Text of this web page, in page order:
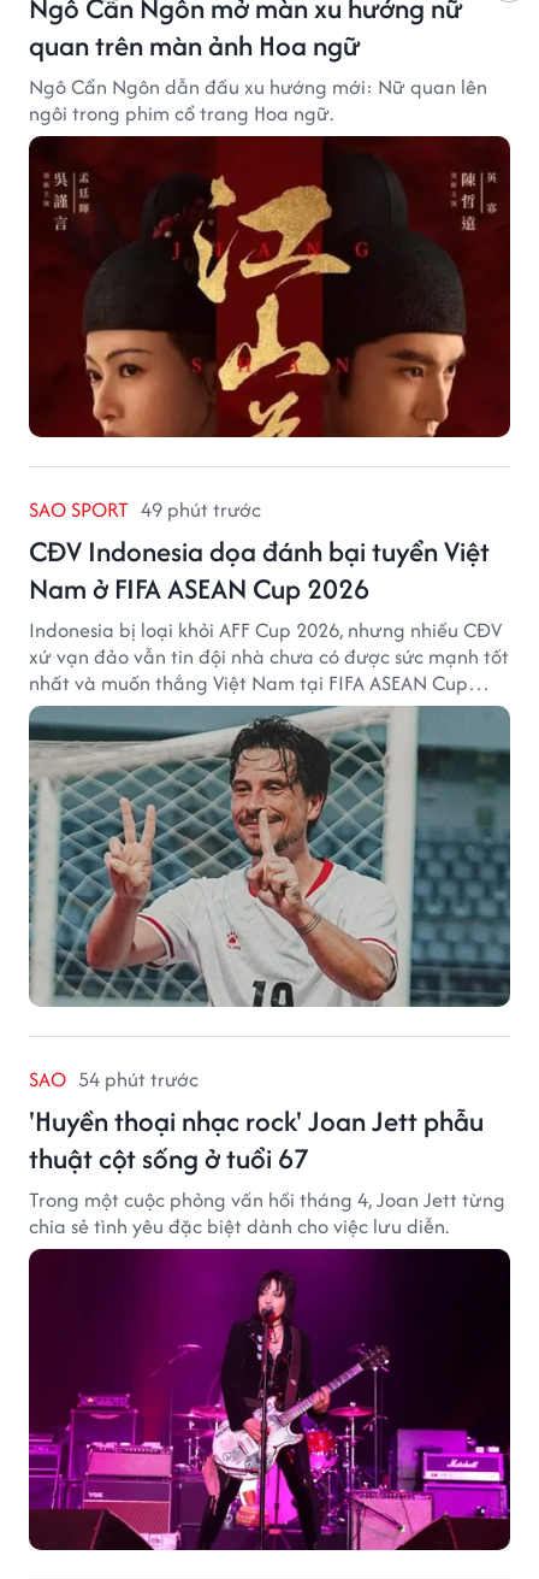
quan trên màn ảnh Hoa ngữ
Ngô Cẩn Ngôn dẫn đầu xu hướng mới: Nữ quan lên
ngôi trong phim cổ trang Hoa ngữ.
SAO SPORT 49 phút trước
CĐV Indonesia dọa đánh bại tuyển Việt
Nam ở FIFA ASEAN Cup 2026
Indonesia bị loại khỏi AFF Cup 2026, nhưng nhiều CĐV
xứ vạn đảo vẫn tin đội nhà chưa có được sức mạnh tốt
nhất và muốn thắng Việt Nam tại FIFA ASEAN Cup
2026.
SAO 54 phút trước
'Huyền thoại nhạc rock' Joan Jett phẫu
thuật cột sống ở tuổi 67
Trong một cuộc phỏng vấn hồi tháng 4, Joan Jett từng
chia sẻ tình yêu đặc biệt dành cho việc lưu diễn.